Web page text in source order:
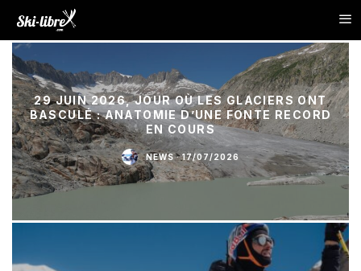
29 JUIN 2026, JOUR OÙ LES GLACIERS ONT
BASCULÉ : ANATOMIE D’UNE FONTE RECORD
EN COURS
NEWS · 17/07/2026